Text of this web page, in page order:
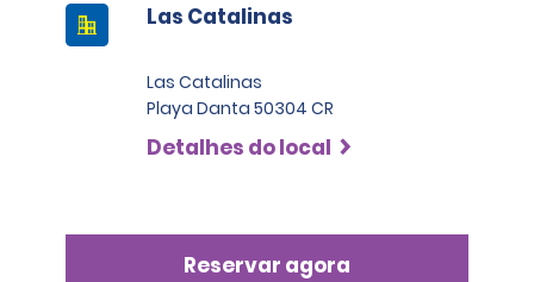
Las Catalinas
Las Catalinas
Playa Danta 50304 CR
Detalhes do local
Reservar agora